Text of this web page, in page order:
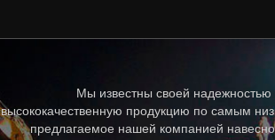
Мы известны своей надежностью
высококачественную продукцию по самым
предлагаемое нашей компанией